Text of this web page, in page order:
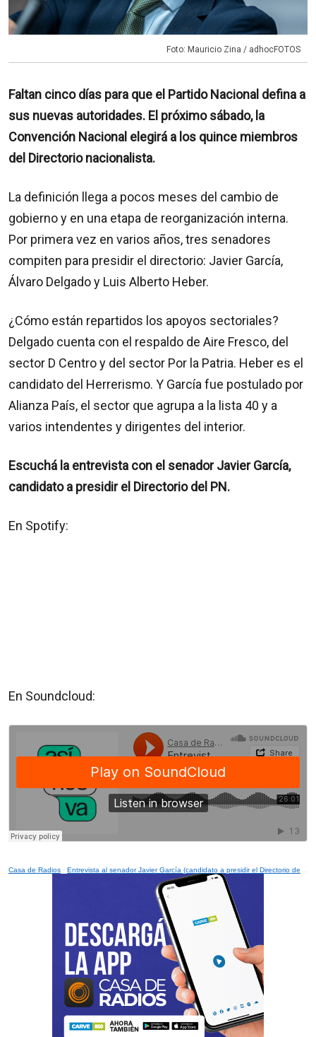
Foto: Mauricio Zina / adhocFOTOS
Faltan cinco días para que el Partido Nacional defina a
sus nuevas autoridades. El próximo sábado, la
Convención Nacional elegirá a los quince miembros
del Directorio nacionalista.
La definición llega a pocos meses del cambio de
gobierno y en una etapa de reorganización interna.
Por primera vez en varios años, tres senadores
compiten para presidir el directorio: Javier García,
Álvaro Delgado y Luis Alberto Heber.
¿Cómo están repartidos los apoyos sectoriales?
Delgado cuenta con el respaldo de Aire Fresco, del
sector D Centro y del sector Por la Patria. Heber es el
candidato del Herrerismo. Y García fue postulado por
Alianza País, el sector que agrupa a la lista 40 y a
varios intendentes y dirigentes del interior.
Escuchá la entrevista con el senador Javier García,
candidato a presidir el Directorio del PN.
En Spotify:
En Soundcloud:
Casa de Radios · Entrevista al senador Javier García (candidato a presidir el Directorio del PN)